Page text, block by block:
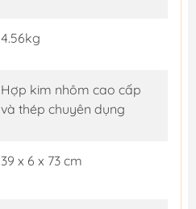
4.56kg
Hợp kim nhôm cao cấp
và thép chuyên dụng
39 x 6 x 73 cm